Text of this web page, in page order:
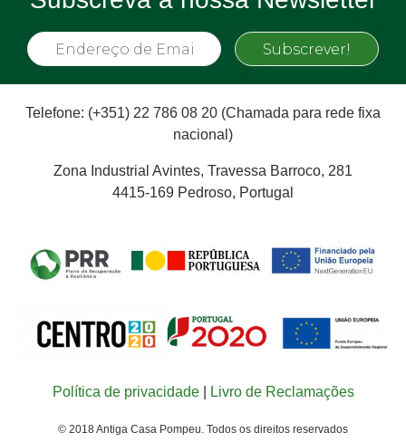
Subscrever!
Telefone: (+351) 22 786 08 20 (Chamada para rede fixa
nacional)
Zona Industrial Avintes, Travessa Barroco, 281
4415-169 Pedroso, Portugal
Política de privacidade| Livro de Reclamações
© 2018 Antiga Casa Pompeu. Todos os direitos reservados